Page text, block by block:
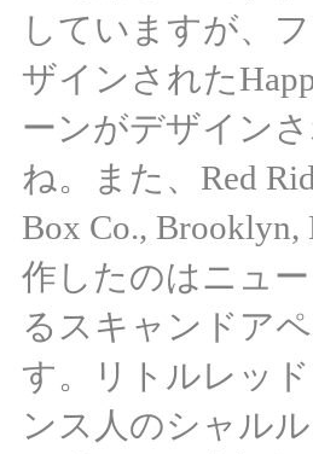
していますが、
ザインされた
ーンがデザイン
ね。また、Red
Box Co.,
作したのはニュ
るスキャンドア
す。リトルレッ
ンス人のシャル